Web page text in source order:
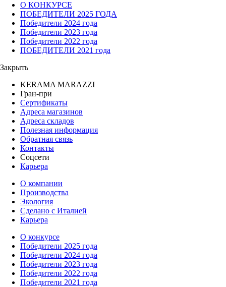
О КОНКУРСЕ
ПОБЕДИТЕЛИ 2025 ГОДА
Победители 2024 года
Победители 2023 года
Победители 2022 года
ПОБЕДИТЕЛИ 2021 года
Закрыть
KERAMA MARAZZI
Гран-при
Сертификаты
Адреса магазинов
Адреса складов
Полезная информация
Обратная связь
Контакты
Соцсети
Карьера
О компании
Производства
Экология
Сделано с Италией
Карьера
О конкурсе
Победители 2025 года
Победители 2024 года
Победители 2023 года
Победители 2022 года
Победители 2021 года